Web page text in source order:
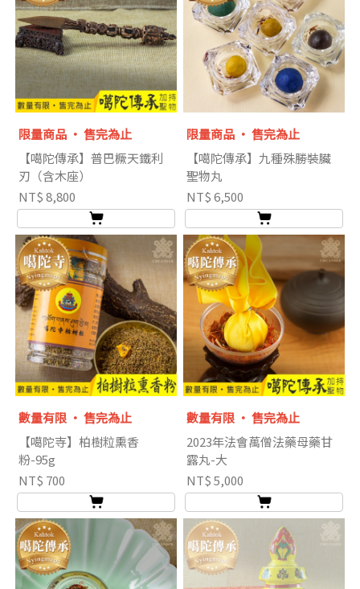
限量商品 ‧ 售完為止
【噶陀傳承】普巴橛天鐵利
刃（含木座）
NT$ 8,800
限量商品 ‧ 售完為止
【噶陀傳承】九種殊勝裝臟
聖物丸
NT$ 6,500
數量有限 ‧ 售完為止
【噶陀寺】柏樹粒熏香
粉-95g
NT$ 700
數量有限 ‧ 售完為止
2023年法會萬僧法藥母藥甘
露丸-大
NT$ 5,000